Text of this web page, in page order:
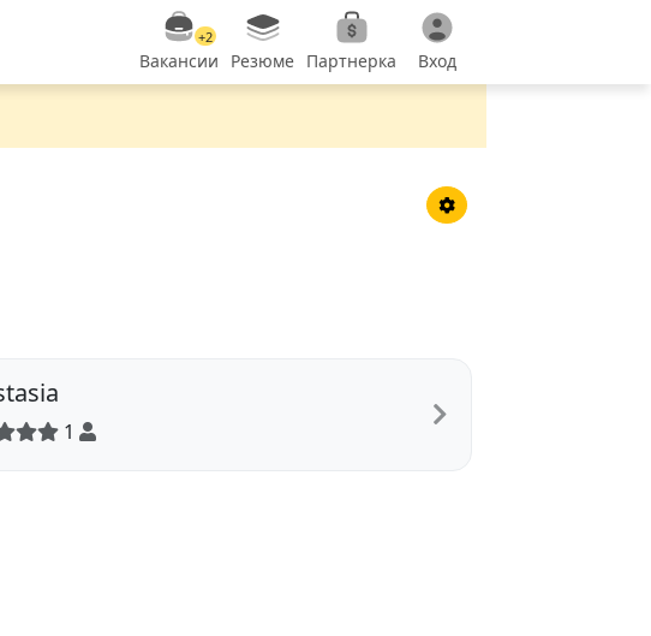
+2
Вакансии Резюме Партнерка Вход
1